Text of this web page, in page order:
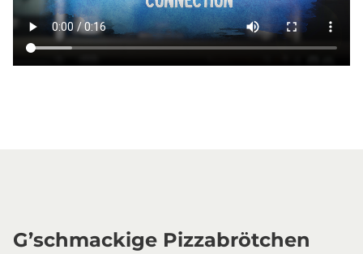
G’schmackige Pizzabrötchen